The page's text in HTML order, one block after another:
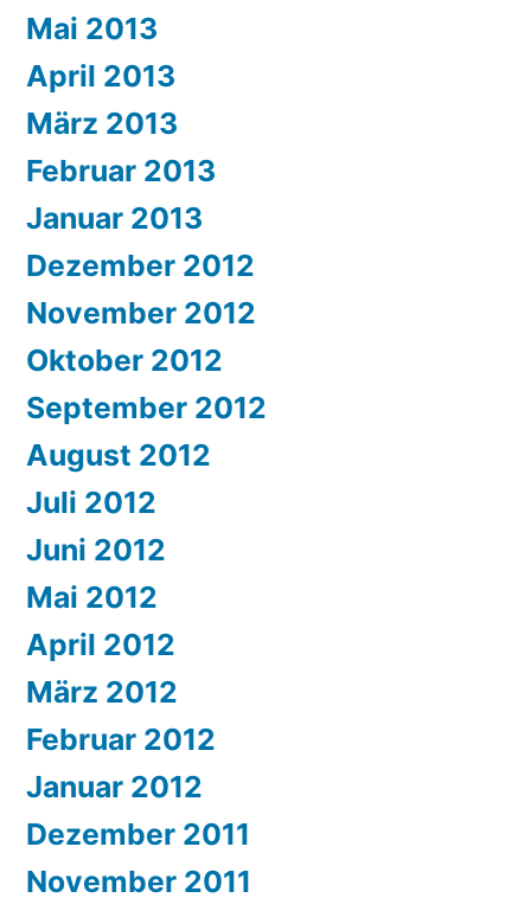
Mai 2013
April 2013
März 2013
Februar 2013
Januar 2013
Dezember 2012
November 2012
Oktober 2012
September 2012
August 2012
Juli 2012
Juni 2012
Mai 2012
April 2012
März 2012
Februar 2012
Januar 2012
Dezember 2011
November 2011